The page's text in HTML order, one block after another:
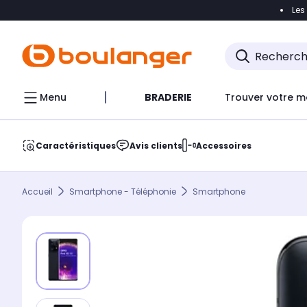
Accéder
Menu BRADERIE Trouver votre
Caractéristiques Avis clients Accessoires
Accueil Smartphone - Téléphonie Smartphone